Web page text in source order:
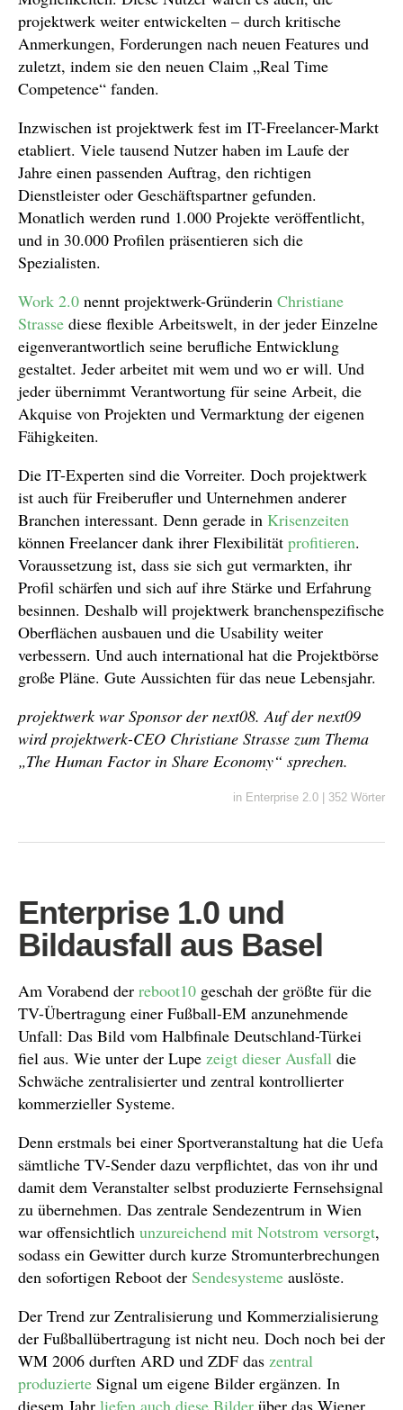
projektwerk weiter entwickelten – durch kritische
Anmerkungen, Forderungen nach neuen Features und
zuletzt, indem sie den neuen Claim „Real Time
Competence“ fanden.
Inzwischen ist projektwerk fest im IT-Freelancer-Markt
etabliert. Viele tausend Nutzer haben im Laufe der
Jahre einen passenden Auftrag, den richtigen
Dienstleister oder Geschäftspartner gefunden.
Monatlich werden rund 1.000 Projekte veröffentlicht,
und in 30.000 Profilen präsentieren sich die
Spezialisten.
Work 2.0 nennt projektwerk-Gründerin Christiane
Strasse diese flexible Arbeitswelt, in der jeder Einzelne
eigenverantwortlich seine berufliche Entwicklung
gestaltet. Jeder arbeitet mit wem und wo er will. Und
jeder übernimmt Verantwortung für seine Arbeit, die
Akquise von Projekten und Vermarktung der eigenen
Fähigkeiten.
Die IT-Experten sind die Vorreiter. Doch projektwerk
ist auch für Freiberufler und Unternehmen anderer
Branchen interessant. Denn gerade in Krisenzeiten
können Freelancer dank ihrer Flexibilität profitieren.
Voraussetzung ist, dass sie sich gut vermarkten, ihr
Profil schärfen und sich auf ihre Stärke und Erfahrung
besinnen. Deshalb will projektwerk branchenspezifische
Oberflächen ausbauen und die Usability weiter
verbessern. Und auch international hat die Projektbörse
große Pläne. Gute Aussichten für das neue Lebensjahr.
projektwerk war Sponsor der next08. Auf der next09
wird projektwerk-CEO Christiane Strasse zum Thema
„The Human Factor in Share Economy“ sprechen.
in Enterprise 2.0 352 Wörter
Enterprise 1.0 und
Bildausfall aus Basel
Am Vorabend der reboot10 geschah der größte für die
TV-Übertragung einer Fußball-EM anzunehmende
Unfall: Das Bild vom Halbfinale Deutschland-Türkei
fiel aus. Wie unter der Lupe zeigt dieser Ausfall die
Schwäche zentralisierter und zentral kontrollierter
kommerzieller Systeme.
Denn erstmals bei einer Sportveranstaltung hat die Uefa
sämtliche TV-Sender dazu verpflichtet, das von ihr und
damit dem Veranstalter selbst produzierte Fernsehsignal
zu übernehmen. Das zentrale Sendezentrum in Wien
war offensichtlich unzureichend mit Notstrom versorgt,
sodass ein Gewitter durch kurze Stromunterbrechungen
den sofortigen Reboot der Sendesysteme auslöste.
Der Trend zur Zentralisierung und Kommerzialisierung
der Fußballübertragung ist nicht neu. Doch noch bei der
WM 2006 durften ARD und ZDF das zentral
produzierte Signal um eigene Bilder ergänzen. In
diesem Jahr liefen auch diese Bilder über das Wiener